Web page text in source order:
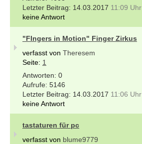
14.03.2017 11:09 Uhr
keine Antwort
"FIngers in Motion" Finger Zirkus
verfasst von Theresem
Seite: 1
0
5146
14.03.2017 11:06 Uhr
keine Antwort
tastaturen für pc
verfasst von blume9779